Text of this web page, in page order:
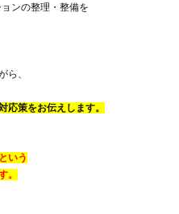
ンの整理・整備を
ら、
応策をお伝えします。
いう
。